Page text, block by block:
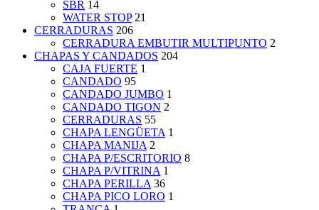
SBR 14
WATER STOP 21
CERRADURAS 206
CERRADURA EMBUTIR MULTIPUNTO 2
CHAPAS Y CANDADOS 204
CAJA FUERTE 1
CANDADO 95
CANDADO JUMBO 1
CANDADO TIGON 2
CERRADURAS 55
CHAPA LENGÜETA 1
CHAPA MANIJA 2
CHAPA P/ESCRITORIO 8
CHAPA P/VITRINA 1
CHAPA PERILLA 36
CHAPA PICO LORO 1